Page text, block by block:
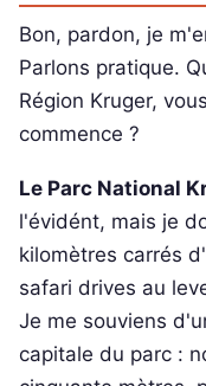
Bon, pardon, je
Parlons pratique.
Région Kruger,
commence ?
Le Parc National
l'évidént, mais je
kilomètres carrés
safari drives au
Je me souviens
capitale du parc :